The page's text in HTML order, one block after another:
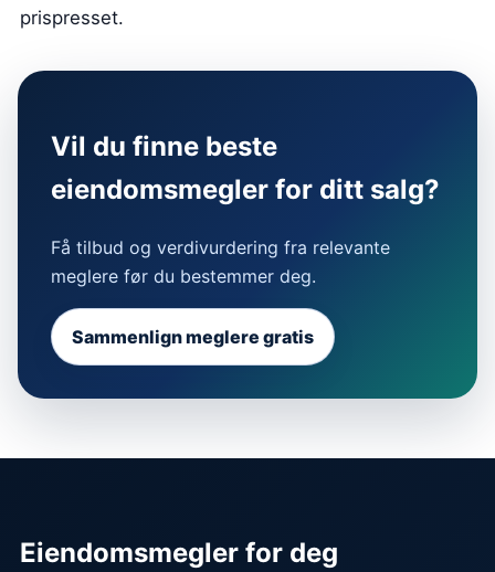
prispresset.
Vil du finne beste
eiendomsmegler for ditt salg?
Få tilbud og verdivurdering fra relevante
meglere før du bestemmer deg.
Sammenlign meglere gratis
Eiendomsmegler for deg